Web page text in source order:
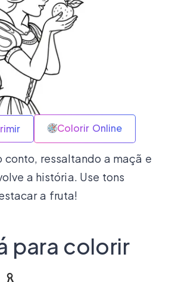
Colorir Online
conto, ressaltando a maçã e
a história. Use tons
a fruta!
para colorir